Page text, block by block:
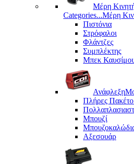
Μέρη
Categories...Μέρη
Πιστόνια
Στρόφαλοι
Φλάντζες
Συμπλέκτης
Μπεκ
Ανάφλεξη
Πλήρες
Μπουζί
Αξεσουάρ